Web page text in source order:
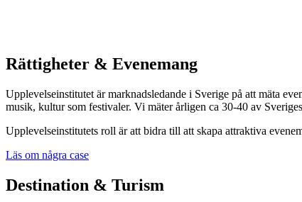
Rättigheter & Evenemang
Upplevelseinstitutet är marknadsledande i Sverige på att mäta
musik, kultur som festivaler. Vi mäter årligen ca 30-40 av
Upplevelseinstitutets roll är att bidra till att skapa attraktiva
Läs om några case
Destination & Turism